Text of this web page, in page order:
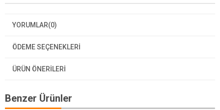
YORUMLAR(0)
ÖDEME SEÇENEKLERI
ÜRÜN ÖNERILERI
Benzer Ürünler